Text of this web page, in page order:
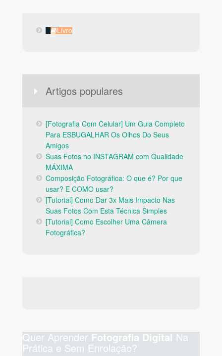
LivroLivro
Artigos populares
[Fotografia Com Celular] Um Guia Completo
Para ESBUGALHAR Os Olhos Do Seus
Amigos
Suas Fotos no INSTAGRAM com Qualidade
MÁXIMA
Composição Fotográfica: O que é? Por que
usar? E COMO usar?
[Tutorial] Como Dar 3x Mais Impacto Nas
Suas Fotos Com Esta Técnica Simples
[Tutorial] Como Escolher Uma Câmera
Fotográfica?
Quer Aprender Fotografia Digital Na
Prática e Sem Enrolação?